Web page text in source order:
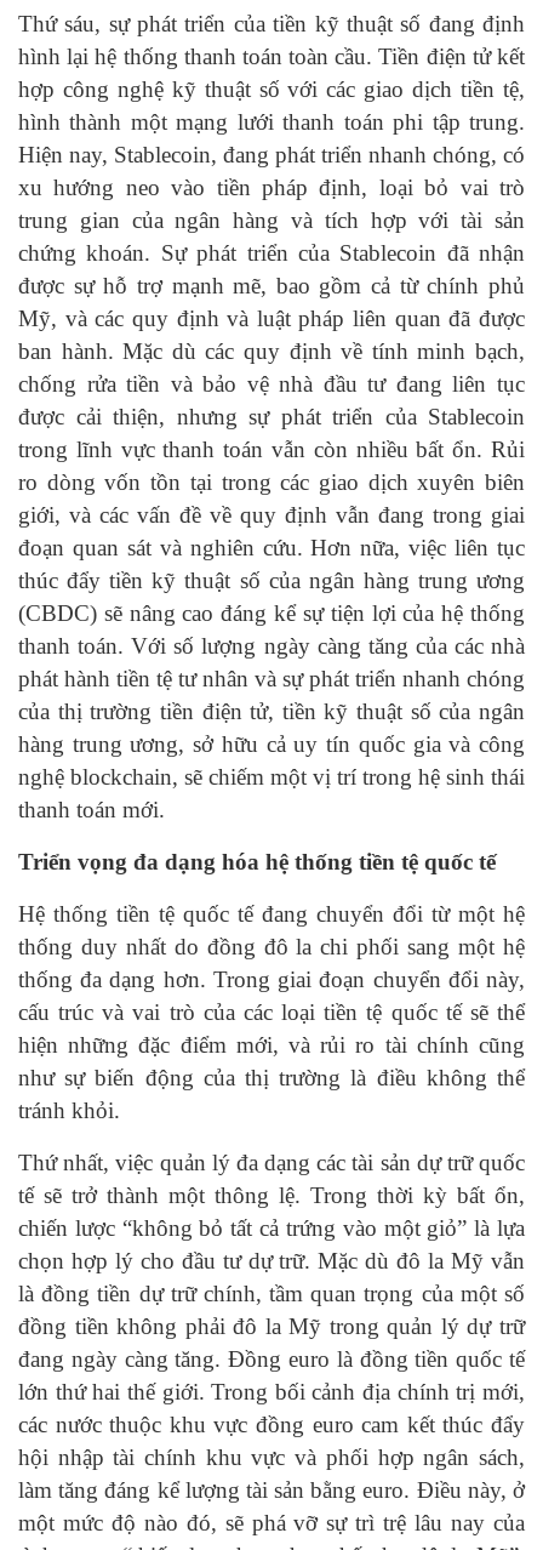
Thứ sáu, sự phát triển của tiền kỹ thuật số đang định
hình lại hệ thống thanh toán toàn cầu. Tiền điện tử kết
hợp công nghệ kỹ thuật số với các giao dịch tiền tệ,
hình thành một mạng lưới thanh toán phi tập trung.
Hiện nay, Stablecoin, đang phát triển nhanh chóng, có
xu hướng neo vào tiền pháp định, loại bỏ vai trò
trung gian của ngân hàng và tích hợp với tài sản
chứng khoán. Sự phát triển của Stablecoin đã nhận
được sự hỗ trợ mạnh mẽ, bao gồm cả từ chính phủ
Mỹ, và các quy định và luật pháp liên quan đã được
ban hành. Mặc dù các quy định về tính minh bạch,
chống rửa tiền và bảo vệ nhà đầu tư đang liên tục
được cải thiện, nhưng sự phát triển của Stablecoin
trong lĩnh vực thanh toán vẫn còn nhiều bất ổn. Rủi
ro dòng vốn tồn tại trong các giao dịch xuyên biên
giới, và các vấn đề về quy định vẫn đang trong giai
đoạn quan sát và nghiên cứu. Hơn nữa, việc liên tục
thúc đẩy tiền kỹ thuật số của ngân hàng trung ương
(CBDC) sẽ nâng cao đáng kể sự tiện lợi của hệ thống
thanh toán. Với số lượng ngày càng tăng của các nhà
phát hành tiền tệ tư nhân và sự phát triển nhanh chóng
của thị trường tiền điện tử, tiền kỹ thuật số của ngân
hàng trung ương, sở hữu cả uy tín quốc gia và công
nghệ blockchain, sẽ chiếm một vị trí trong hệ sinh thái
thanh toán mới.
Triển vọng đa dạng hóa hệ thống tiền tệ quốc tế
Hệ thống tiền tệ quốc tế đang chuyển đổi từ một hệ
thống duy nhất do đồng đô la chi phối sang một hệ
thống đa dạng hơn. Trong giai đoạn chuyển đổi này,
cấu trúc và vai trò của các loại tiền tệ quốc tế sẽ thể
hiện những đặc điểm mới, và rủi ro tài chính cũng
như sự biến động của thị trường là điều không thể
tránh khỏi.
Thứ nhất, việc quản lý đa dạng các tài sản dự trữ quốc
tế sẽ trở thành một thông lệ. Trong thời kỳ bất ổn,
chiến lược “không bỏ tất cả trứng vào một giỏ” là lựa
chọn hợp lý cho đầu tư dự trữ. Mặc dù đô la Mỹ vẫn
là đồng tiền dự trữ chính, tầm quan trọng của một số
đồng tiền không phải đô la Mỹ trong quản lý dự trữ
đang ngày càng tăng. Đồng euro là đồng tiền quốc tế
lớn thứ hai thế giới. Trong bối cảnh địa chính trị mới,
các nước thuộc khu vực đồng euro cam kết thúc đẩy
hội nhập tài chính khu vực và phối hợp ngân sách,
làm tăng đáng kể lượng tài sản bằng euro. Điều này, ở
một mức độ nào đó, sẽ phá vỡ sự trì trệ lâu nay của